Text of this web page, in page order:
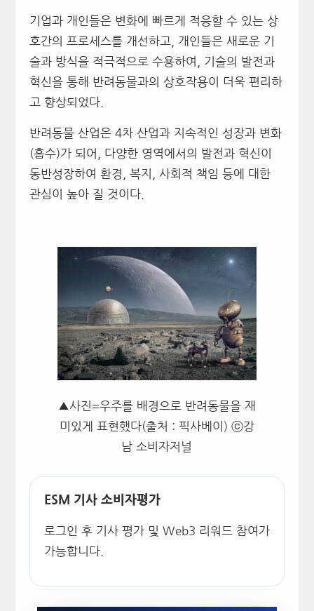
기업과 개인들은 변화에 빠르게 적응할 수 있는 상
호간의 프로세스를 개선하고, 개인들은 새로운 기
술과 방식을 적극적으로 수용하여, 기술의 발전과
혁신을 통해 반려동물과의 상호작용이 더욱 편리하
고 향상되었다.
반려동물 산업은 4차 산업과 지속적인 성장과 변화
(흡수)가 되어, 다양한 영역에서의 발전과 혁신이
동반성장하여 환경, 복지, 사회적 책임 등에 대한
관심이 높아 질 것이다.
▲사진=우주를 배경으로 반려동물을 재
미있게 표현했다(출처 : 픽사베이) ⓒ강
남 소비자저널
ESM 기사 소비자평가
로그인 후 기사 평가 및 Web3 리워드 참여가
가능합니다.